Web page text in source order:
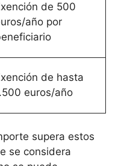
de 500
año por
de hasta
euros/año
supera estos
se considera